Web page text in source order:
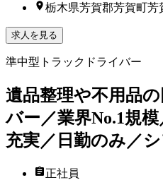
栃木県芳賀郡芳賀町芳
求人を見る
準中型トラックドライバー
遺品整理や不用品
バー／業界No.1規
充実／日勤のみ／
正社員